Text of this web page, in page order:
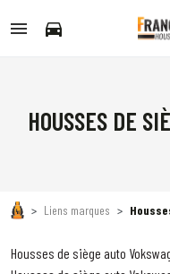
directions_car
HOUSSES DE
Liens marques
Housses de siège auto